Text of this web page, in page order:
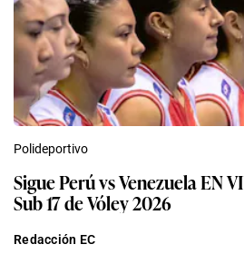
Polideportivo
Sigue Perú vs Venezuela EN
Sub 17 de Vóley 2026
Redacción EC